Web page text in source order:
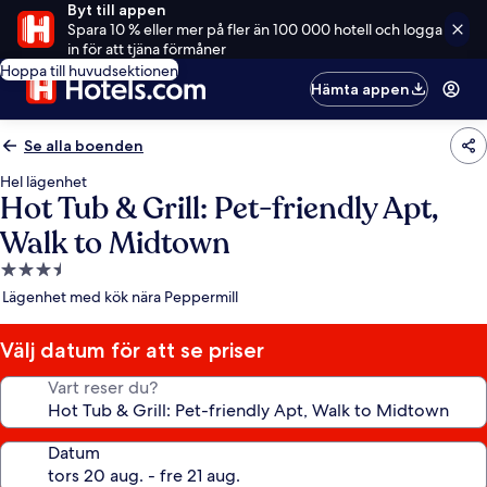
Byt till appen
Spara 10 % eller mer på fler än 100 000 hotell och logga
in för att tjäna förmåner
Hoppa till huvudsektionen
Hämta appen
Se alla boenden
Hel lägenhet
Hot Tub & Grill: Pet-friendly Apt,
Walk to Midtown
3.5-
stjärnigt
Lägenhet med kök nära Peppermill
Välj datum för att se priser
Vart reser du?
Datum